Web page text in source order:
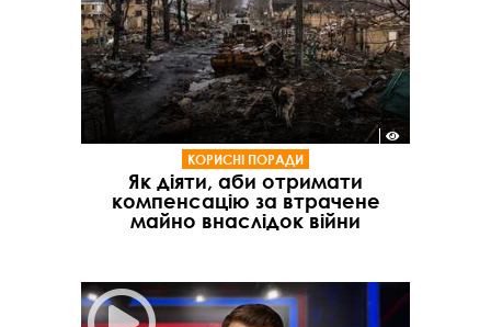
КОРИСНІ ПОРАДИ
Як діяти, аби отримати
компенсацію за втрачене
майно внаслідок війни